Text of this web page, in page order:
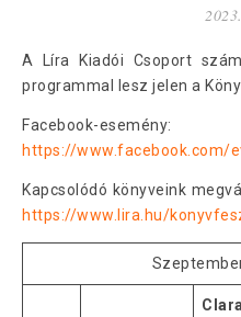
A Líra Kiadói Csoport számos újdonsággal, dedikálással,
programmal lesz jelen a
Facebook-esemény:
https://www.facebook.com/
Kapcsolódó könyveink
https://www.lira.hu/